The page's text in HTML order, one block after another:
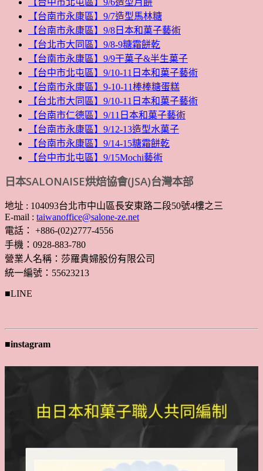
【台中市北屯區】9/6造型月餅
【台南市永康區】9/7造型馬林糖
【台南市永康區】9/8日本和菓子藝術
【台北市大同區】9/8-9糖霜餅乾
【台南市永康區】9/9干菓子&半生菓子
【台中市北屯區】9/10-11日本和菓子藝術
【台南市永康區】9-10-11棒棒糖蛋糕
【台北市大同區】9/10-11日本和菓子藝術
【台南市仁德區】9/11日本和菓子藝術
【台南市永康區】9/12-13造型水菓子
【台南市永康區】9/14-15糖霜餅乾
【台中市北屯區】9/15Mochi藝術
日本SALONAISE烘焙協會(JSA)台灣本部
地址 : 104093台北市中山區長安東路二段50號4樓之三
E-mail : taiwanoffice@salone-ze.net
電話： +886-(02)2777-4556
手機：0928-883-780
營業人名稱：莎羅貴婦股份有限公司
統一編號：55623213
■LINE
■instagram